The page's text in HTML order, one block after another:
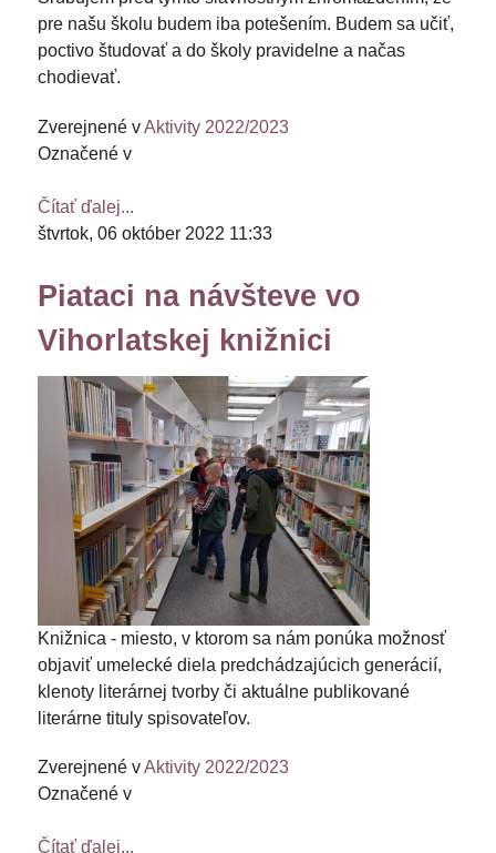
pre našu školu budem iba potešením. Budem sa učiť,
poctivo študovať a do školy pravidelne a načas
chodievať.
Zverejnené vAktivity 2022/2023
Označené v
Čítať ďalej...
štvrtok, 06 október 2022 11:33
Piataci na návšteve vo
Vihorlatskej knižnici
Knižnica - miesto, v ktorom sa nám ponúka možnosť
objaviť umelecké diela predchádzajúcich generácií,
klenoty literárnej tvorby či aktuálne publikované
literárne tituly spisovateľov.
Zverejnené vAktivity 2022/2023
Označené v
Čítať ďalej...